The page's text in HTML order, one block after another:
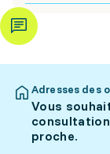
Adresses des
Vous
proche.